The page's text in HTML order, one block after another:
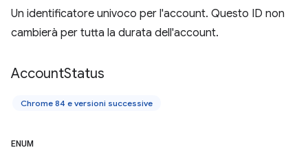
Un identificatore univoco per l'account. Questo ID non
cambierà per tutta la durata dell'account.
AccountStatus
Chrome 84 e versioni successive
ENUM